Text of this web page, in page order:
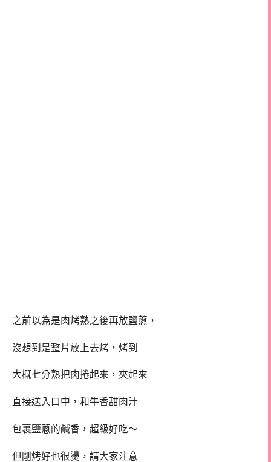
之前以為是肉烤熟之後再放鹽蔥，
沒想到是整片放上去烤，烤到
大概七分熟把肉捲起來，夾起來
直接送入口中，和牛香甜肉汁
包裹鹽蔥的鹹香，超級好吃～
但剛烤好也很燙，請大家注意